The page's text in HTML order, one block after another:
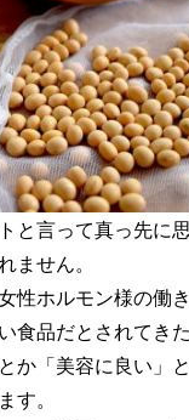
と言って真っ先に
ません。
性ホルモン様の働き
食品だとされてき
か「美容に良い」
す。